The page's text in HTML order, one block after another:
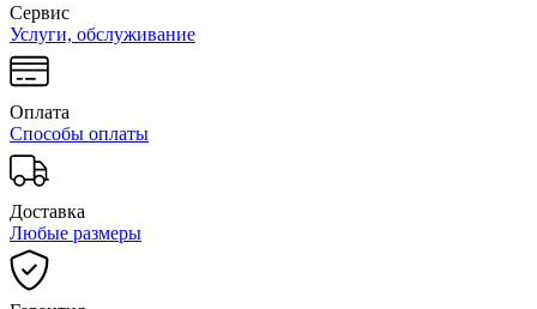
Сервис
Услуги, обслуживание
Оплата
Способы оплаты
Доставка
Любые размеры